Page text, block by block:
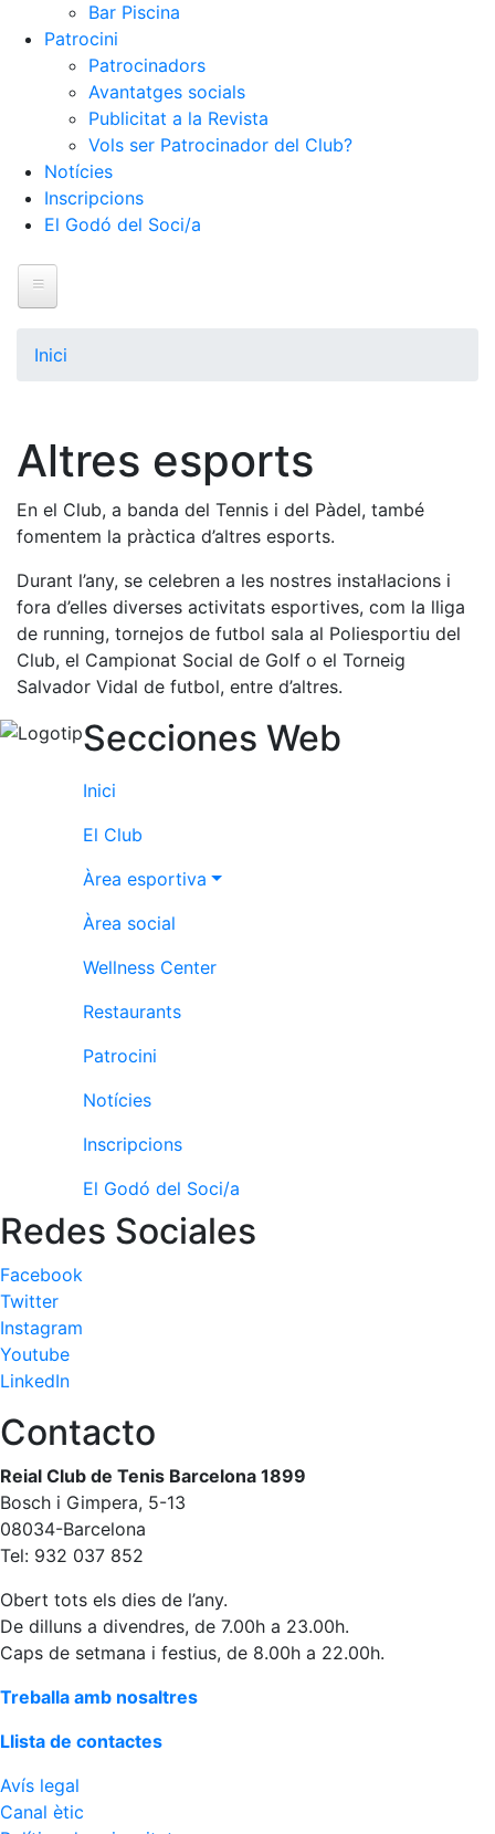
Bar Piscina
Patrocini
Patrocinadors
Avantatges socials
Publicitat a la Revista
Vols ser Patrocinador del Club?
Notícies
Inscripcions
El Godó del Soci/a
La nostra
història
Cronologia
Presidents
Organització
Junta
directiva
Comissions
Estructura
Serveis
Instal·lacions
Preguntes
(FAQs)
nosaltres
Àrea esportiva
Tennis
Escola de
Palmarès
equips
Jugadors
professionals
Competicions
Campionat
Social de
Tennis
Quadres
de Joc
Quadre
Històric
del
Campionat
Social
Pàdel
Inici
Altres esports
En el Club, a banda del Tennis i del Pàdel, també
fomentem la pràctica d’altres esports.
Durant l’any, se celebren a les nostres instal·lacions i
fora d’elles diverses activitats esportives, com la lliga
de running, tornejos de futbol sala al Poliesportiu del
Club, el Campionat Social de Golf o el Torneig
Salvador Vidal de futbol, entre d’altres.
Secciones Web
Inici
El Club
Àrea esportiva
Àrea social
Wellness Center
Restaurants
Patrocini
Notícies
Inscripcions
El Godó del Soci/a
Redes Sociales
Facebook
Twitter
Instagram
Youtube
LinkedIn
Contacto
Reial Club de Tenis Barcelona 1899
Bosch i Gimpera, 5-13
08034-Barcelona
Tel: 932 037 852
Obert tots els dies de l’any.
De dilluns a divendres, de 7.00h a 23.00h.
Caps de setmana i festius, de 8.00h a 22.00h.
Treballa amb nosaltres
Llista de contactes
Avís legal
Canal ètic